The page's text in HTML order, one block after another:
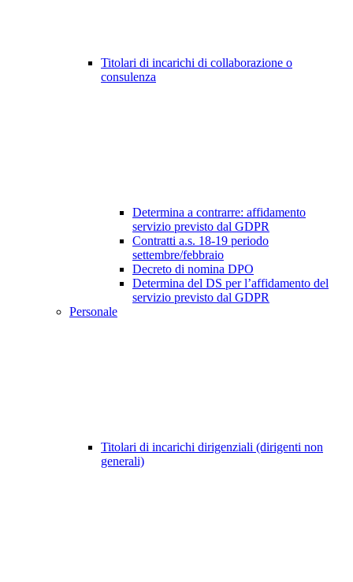
Titolari di incarichi di collaborazione o
consulenza
Determina a contrarre: affidamento
servizio previsto dal GDPR
Contratti a.s. 18-19 periodo
settembre/febbraio
Decreto di nomina DPO
Determina del DS per l’affidamento del
servizio previsto dal GDPR
Personale
Titolari di incarichi dirigenziali (dirigenti non
generali)